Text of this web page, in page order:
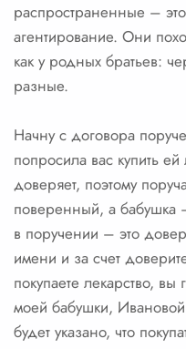
распространенные –
агентирование. Они
как у родных братьев:
разные.
Начну с договора
попросила вас купить
доверяет, поэтому
поверенный, а бабушка
в поручении – это
имени и за счет
покупаете лекарство,
моей бабушки,
будет указано, что